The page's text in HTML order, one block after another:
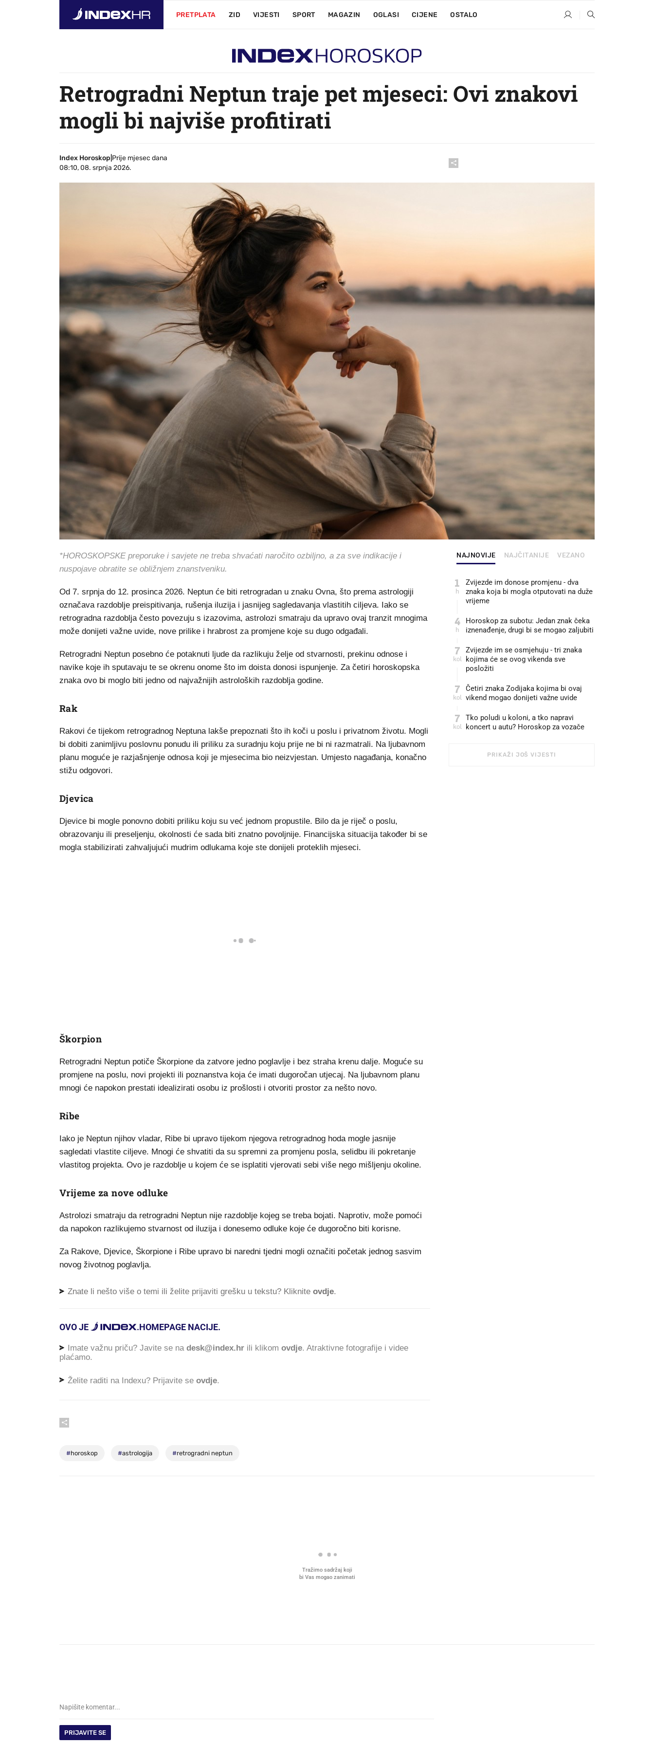
PRETPLATA ZID VIJESTI SPORT MAGAZIN OGLASI CIJENE OSTALO
Retrogradni Neptun traje pet mjeseci: Ovi znakovi
mogli bi najviše profitirati
Index Horoskop
Prije mjesec dana
08:10, 08. srpnja 2026.
*HOROSKOPSKE preporuke i savjete ne treba shvaćati naročito ozbiljno, a za sve indikacije i
nuspojave obratite se obližnjem znanstveniku.
Od 7. srpnja do 12. prosinca 2026. Neptun će biti retrogradan u znaku Ovna, što prema astrologiji
označava razdoblje preispitivanja, rušenja iluzija i jasnijeg sagledavanja vlastitih ciljeva. Iako se
retrogradna razdoblja često povezuju s izazovima, astrolozi smatraju da upravo ovaj tranzit mnogima
može donijeti važne uvide, nove prilike i hrabrost za promjene koje su dugo odgađali.
Retrogradni Neptun posebno će potaknuti ljude da razlikuju želje od stvarnosti, prekinu odnose i
navike koje ih sputavaju te se okrenu onome što im doista donosi ispunjenje. Za četiri horoskopska
znaka ovo bi moglo biti jedno od najvažnijih astroloških razdoblja godine.
Rak
Rakovi će tijekom retrogradnog Neptuna lakše prepoznati što ih koči u poslu i privatnom životu. Mogli
bi dobiti zanimljivu poslovnu ponudu ili priliku za suradnju koju prije ne bi ni razmatrali. Na ljubavnom
planu moguće je razjašnjenje odnosa koji je mjesecima bio neizvjestan. Umjesto nagađanja, konačno
stižu odgovori.
Djevica
Djevice bi mogle ponovno dobiti priliku koju su već jednom propustile. Bilo da je riječ o poslu,
obrazovanju ili preseljenju, okolnosti će sada biti znatno povoljnije. Financijska situacija također bi se
mogla stabilizirati zahvaljujući mudrim odlukama koje ste donijeli proteklih mjeseci.
Škorpion
Retrogradni Neptun potiče Škorpione da zatvore jedno poglavlje i bez straha krenu dalje. Moguće su
promjene na poslu, novi projekti ili poznanstva koja će imati dugoročan utjecaj. Na ljubavnom planu
mnogi će napokon prestati idealizirati osobu iz prošlosti i otvoriti prostor za nešto novo.
Ribe
Iako je Neptun njihov vladar, Ribe bi upravo tijekom njegova retrogradnog hoda mogle jasnije
sagledati vlastite ciljeve. Mnogi će shvatiti da su spremni za promjenu posla, selidbu ili pokretanje
vlastitog projekta. Ovo je razdoblje u kojem će se isplatiti vjerovati sebi više nego mišljenju okoline.
Vrijeme za nove odluke
Astrolozi smatraju da retrogradni Neptun nije razdoblje kojeg se treba bojati. Naprotiv, može pomoći
da napokon razlikujemo stvarnost od iluzija i donesemo odluke koje će dugoročno biti korisne.
Za Rakove, Djevice, Škorpione i Ribe upravo bi naredni tjedni mogli označiti početak jednog sasvim
novog životnog poglavlja.
Znate li nešto više o temi ili želite prijaviti grešku u tekstu? Kliknite ovdje.
OVO JE .HOMEPAGE NACIJE.
Imate važnu priču? Javite se na desk@index.hr ili klikom ovdje. Atraktivne fotografije i videe
plaćamo.
Želite raditi na Indexu? Prijavite se ovdje.
#horoskop #astrologija #retrogradni neptun
NAJNOVIJE NAJČITANIJE VEZANO
1
h
Zvijezde im donose promjenu - dva
znaka koja bi mogla otputovati na duže
vrijeme
4
h
Horoskop za subotu: Jedan znak čeka
iznenađenje, drugi bi se mogao zaljubiti
7
kol
Zvijezde im se osmjehuju - tri znaka
kojima će se ovog vikenda sve
posložiti
7
kol
Četiri znaka Zodijaka kojima bi ovaj
vikend mogao donijeti važne uvide
7
kol
Tko poludi u koloni, a tko napravi
koncert u autu? Horoskop za vozače
PRIKAŽI JOŠ VIJESTI
Tražimo sadržaj koji
bi Vas mogao zanimati
PRIJAVITE SE